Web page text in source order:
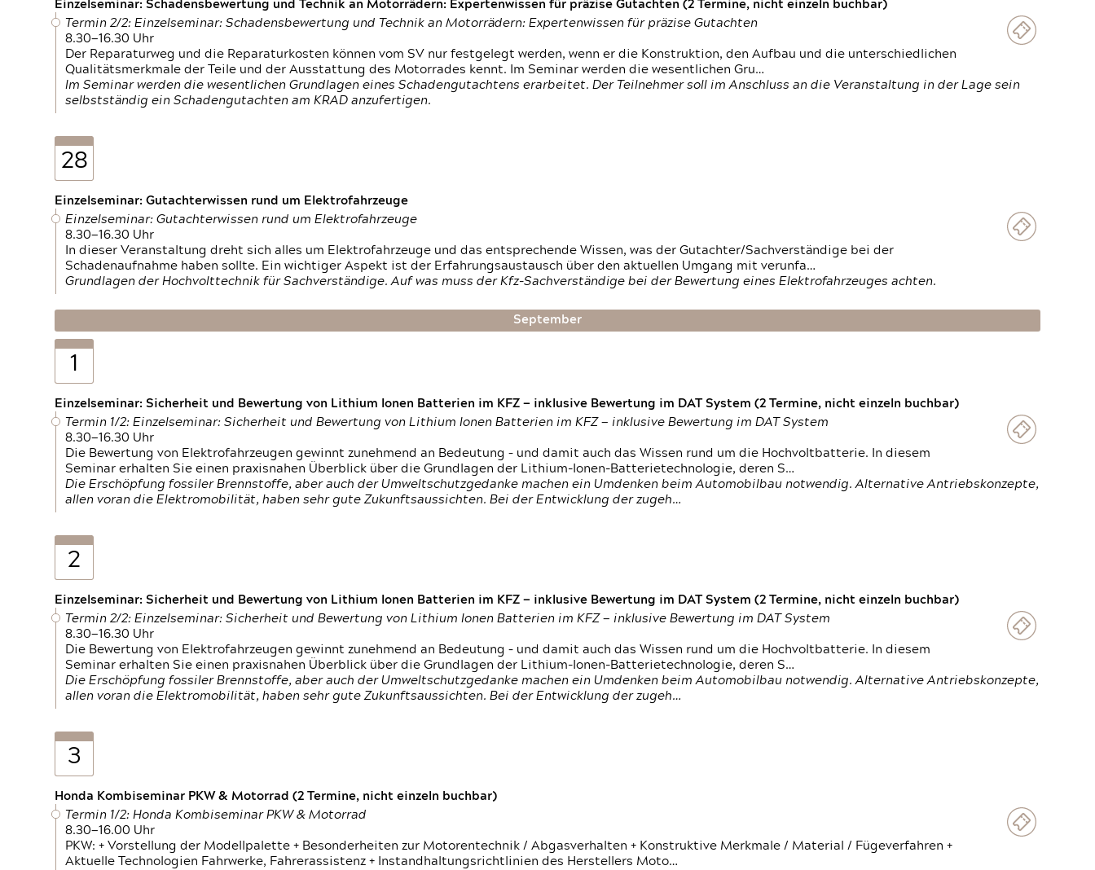
Einzelseminar: Schadensbewertung und Technik an Motorrädern: Expertenwissen für präzise Gutachten (2 Termine, nicht einzeln buchbar)
Termin 2/2: Einzelseminar: Schadensbewertung und Technik an Motorrädern: Expertenwissen für präzise Gutachten
8.30—16.30 Uhr
Der Reparaturweg und die Reparaturkosten können vom SV nur festgelegt werden, wenn er die Konstruktion, den Aufbau und die unterschiedlichen
Qualitätsmerkmale der Teile und der Ausstattung des Motorrades kennt. Im Seminar werden die wesentlichen Gru…
Im Seminar werden die wesentlichen Grundlagen eines Schadengutachtens erarbeitet. Der Teilnehmer soll im Anschluss an die Veranstaltung in der Lage sein
selbstständig ein Schadengutachten am KRAD anzufertigen.
28
Einzelseminar: Gutachterwissen rund um Elektrofahrzeuge
Einzelseminar: Gutachterwissen rund um Elektrofahrzeuge
8.30—16.30 Uhr
In dieser Veranstaltung dreht sich alles um Elektrofahrzeuge und das entsprechende Wissen, was der Gutachter/Sachverständige bei der
Schadenaufnahme haben sollte. Ein wichtiger Aspekt ist der Erfahrungsaustausch über den aktuellen Umgang mit verunfa…
Grundlagen der Hochvolttechnik für Sachverständige. Auf was muss der Kfz-Sachverständige bei der Bewertung eines Elektrofahrzeuges achten.
September
1
Einzelseminar: Sicherheit und Bewertung von Lithium Ionen Batterien im KFZ — inklusive Bewertung im DAT System (2 Termine, nicht einzeln buchbar)
Termin 1/2: Einzelseminar: Sicherheit und Bewertung von Lithium Ionen Batterien im KFZ — inklusive Bewertung im DAT System
8.30—16.30 Uhr
Die Bewertung von Elektrofahrzeugen gewinnt zunehmend an Bedeutung – und damit auch das Wissen rund um die Hochvoltbatterie. In diesem
Seminar erhalten Sie einen praxisnahen Überblick über die Grundlagen der Lithium-Ionen-Batterietechnologie, deren S…
Die Erschöpfung fossiler Brennstoffe, aber auch der Umweltschutzgedanke machen ein Umdenken beim Automobilbau notwendig. Alternative Antriebskonzepte,
allen voran die Elektromobilität, haben sehr gute Zukunftsaussichten. Bei der Entwicklung der zugeh…
2
Einzelseminar: Sicherheit und Bewertung von Lithium Ionen Batterien im KFZ — inklusive Bewertung im DAT System (2 Termine, nicht einzeln buchbar)
Termin 2/2: Einzelseminar: Sicherheit und Bewertung von Lithium Ionen Batterien im KFZ — inklusive Bewertung im DAT System
8.30—16.30 Uhr
Die Bewertung von Elektrofahrzeugen gewinnt zunehmend an Bedeutung – und damit auch das Wissen rund um die Hochvoltbatterie. In diesem
Seminar erhalten Sie einen praxisnahen Überblick über die Grundlagen der Lithium-Ionen-Batterietechnologie, deren S…
Die Erschöpfung fossiler Brennstoffe, aber auch der Umweltschutzgedanke machen ein Umdenken beim Automobilbau notwendig. Alternative Antriebskonzepte,
allen voran die Elektromobilität, haben sehr gute Zukunftsaussichten. Bei der Entwicklung der zugeh…
3
Honda Kombiseminar PKW & Motorrad (2 Termine, nicht einzeln buchbar)
Termin 1/2: Honda Kombiseminar PKW & Motorrad
8.30—16.00 Uhr
PKW: + Vorstellung der Modellpalette + Besonderheiten zur Motorentechnik / Abgasverhalten + Konstruktive Merkmale / Material / Fügeverfahren +
Aktuelle Technologien Fahrwerke, Fahrerassistenz + Instandhaltungsrichtlinien des Herstellers Moto…